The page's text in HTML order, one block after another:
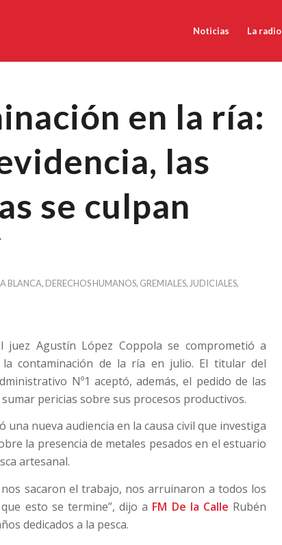
Noticias La radio
en la ría:
las
se culpan
BLANCA, DERECHOS HUMANOS, GREMIALES, JUDICIALES,
juez Agustín López Coppola se comprometió a
contaminación de la ría en julio. El titular del
Nº1 aceptó, además, el pedido de las
pericias sobre sus procesos productivos.
una nueva audiencia en la causa civil que investiga
la presencia de metales pesados en el estuario
artesanal.
nos sacaron el trabajo, nos arruinaron a todos los
esto se termine”, dijo a FM De la Calle Rubén
dedicados a la pesca.